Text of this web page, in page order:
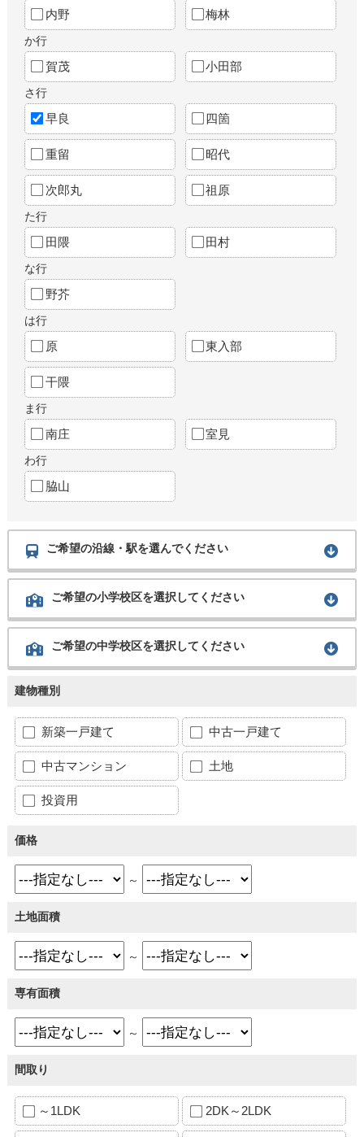
内野 梅林
か行
賀茂 小田部
さ行
早良 四箇
重留 昭代
次郎丸 祖原
た行
田隈 田村
な行
野芥
は行
原 東入部
干隈
ま行
南庄 室見
わ行
脇山
ご希望の沿線・駅を選んでください
ご希望の小学校区を選択してください
ご希望の中学校区を選択してください
建物種別
新築一戸建て 中古一戸建て
中古マンション 土地
投資用
価格
～
土地面積
～
専有面積
～
間取り
～1LDK 2DK～2LDK